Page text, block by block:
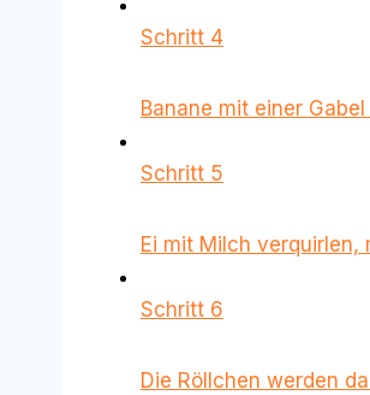
Schritt 4
Banane mit einer
Schritt 5
Ei mit Milch verquirlen,
Schritt 6
Die Röllchen werden